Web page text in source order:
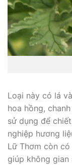
Loại này có lá
hoa hồng,
sử dụng để
nghiệp hương
Lữ Thơm còn
giúp không gian